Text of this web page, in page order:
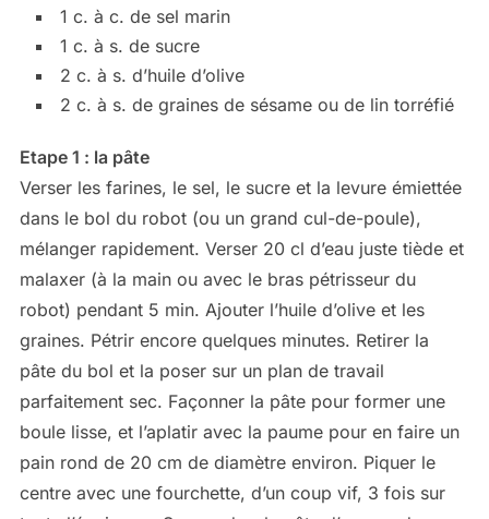
1 c. à c. de sel marin
1 c. à s. de sucre
2 c. à s. d’huile d’olive
2 c. à s. de graines de sésame ou de lin torréfié
Etape 1 : la pâte
Verser les farines, le sel, le sucre et la levure émiettée
dans le bol du robot (ou un grand cul-de-poule),
mélanger rapidement. Verser 20 cl d’eau juste tiède et
malaxer (à la main ou avec le bras pétrisseur du
robot) pendant 5 min. Ajouter l’huile d’olive et les
graines. Pétrir encore quelques minutes. Retirer la
pâte du bol et la poser sur un plan de travail
parfaitement sec. Façonner la pâte pour former une
boule lisse, et l’aplatir avec la paume pour en faire un
pain rond de 20 cm de diamètre environ. Piquer le
centre avec une fourchette, d’un coup vif, 3 fois sur